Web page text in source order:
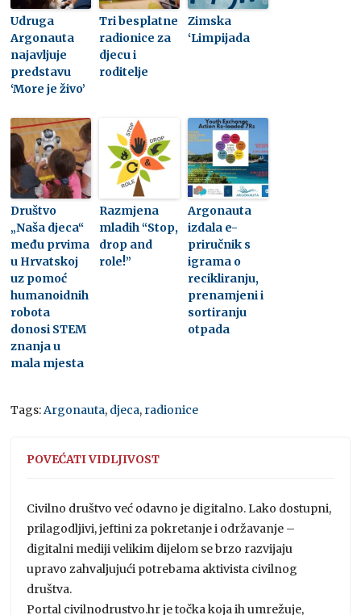
Udruga
Argonauta
najavljuje
predstavu
‘More je živo’
Tri besplatne
radionice za
djecu i
roditelje
Zimska
‘Limpijada
Društvo
„Naša djeca“
među prvima
u Hrvatskoj
uz pomoć
humanoidnih
robota
donosi STEM
znanja u
mala mjesta
Razmjena
mladih “Stop,
drop and
role!”
Argonauta
izdala e-
priručnik s
igrama o
recikliranju,
prenamjeni i
sortiranju
otpada
Tags:Argonauta, djeca, radionice
POVEĆATI VIDLJIVOST
Civilno društvo već odavno je digitalno. Lako dostupni,
prilagodljivi, jeftini za pokretanje i održavanje –
digitalni mediji velikim dijelom se brzo razvijaju
upravo zahvaljujući potrebama aktivista civilnog
društva.
Portal civilnodrustvo.hr je točka koja ih umrežuje,